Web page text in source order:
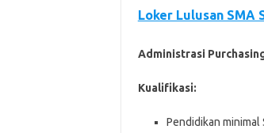
Loker Lulusan SMA
Administrasi
Kuаlіfіkаѕі:
Pendidikan minimal